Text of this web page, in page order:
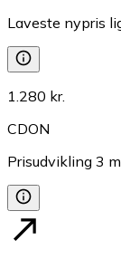
Laveste nypris
1.280 kr.
CDON
Prisudvikling 3